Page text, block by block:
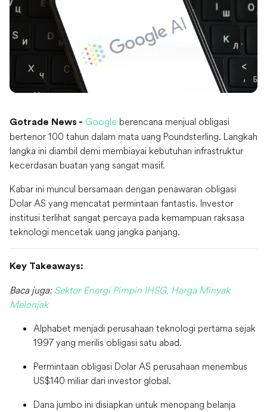
Gotrade News - Google berencana menjual obligasi
bertenor 100 tahun dalam mata uang Poundsterling. Langkah
langka ini diambil demi membiayai kebutuhan infrastruktur
kecerdasan buatan yang sangat masif.
Kabar ini muncul bersamaan dengan penawaran obligasi
Dolar AS yang mencatat permintaan fantastis. Investor
institusi terlihat sangat percaya pada kemampuan raksasa
teknologi mencetak uang jangka panjang.
Key Takeaways:
Baca juga: Sektor Energi Pimpin IHSG, Harga Minyak
Melonjak
Alphabet menjadi perusahaan teknologi pertama sejak
1997 yang merilis obligasi satu abad.
Permintaan obligasi Dolar AS perusahaan menembus
US$140 miliar dari investor global.
Dana jumbo ini disiapkan untuk menopang belanja